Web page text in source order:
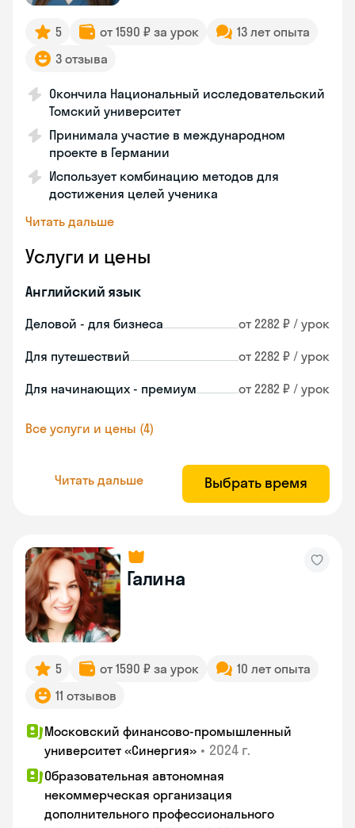
5 от 1590 ₽ за урок
13 лет опыта
3 отзыва
Окончила Национальный исследовательский
Томский университет
Принимала участие в международном
проекте в Германии
Использует комбинацию методов для
достижения целей ученика
Читать дальше
Услуги и цены
Английский язык
Деловой - для бизнеса от 2282 ₽ / урок
Для путешествий от 2282 ₽ / урок
Для начинающих - премиум от 2282 ₽ / урок
Все услуги и цены (4)
Читать дальше Выбрать время
Галина
5 от 1590 ₽ за урок
10 лет опыта
11 отзывов
Московский финансово-промышленный
университет «Синергия» • 2024 г.
Образовательная автономная
некоммерческая организация
дополнительного профессионального